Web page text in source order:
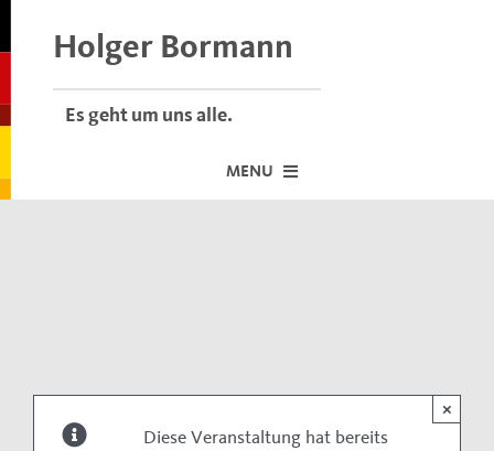
Holger Bormann
Es geht um uns alle.
MENU
NeuigkeitenDiese Veranstaltung hat bereits
×